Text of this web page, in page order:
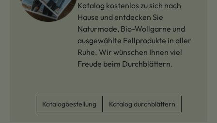
Katalog kostenlos zu sich nach
Hause und entdecken Sie
Naturmode, Bio-Wollgarne und
ausgewählte Fellprodukte in aller
Ruhe. Wir wünschen Ihnen viel
Freude beim Durchblättern.
Katalogbestellung Katalog durchblättern